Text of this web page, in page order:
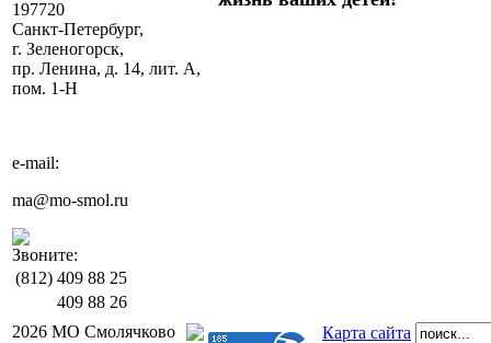
197720
Санкт-Петербург,
г. Зеленогорск,
пр. Ленина, д. 14, лит. А,
пом. 1-Н
e-mail:
ma@mo-smol.ru
Звоните:
(812) 409 88 25
409 88 26
2026 МО Смолячково
Карта сайта